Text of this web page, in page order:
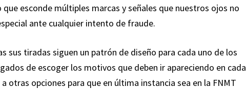
esconde múltiples marcas y señales que nuestros ojos no
ante cualquier intento de fraude.
sus tiradas siguen un patrón de diseño para cada uno de los
de escoger los motivos que deben ir apareciendo en cada
otras opciones para que en última instancia sea en la FNMT